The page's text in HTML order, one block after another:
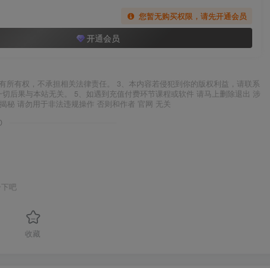
您暂无购买权限，请先开通会员
开通会员
有权，不承担相关法律责任。 3、本内容若侵犯到你的版权利益，请联系
后果与本站无关。 5、如遇到充值付费环节课程或软件 请马上删除退出 涉
秘 请勿用于非法违规操作 否则和作者 官网 无关
吧
收藏